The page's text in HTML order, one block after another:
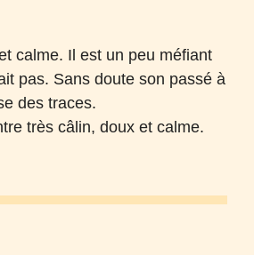
calme. Il est un peu méfiant
pas. Sans doute son passé à
des traces.
très câlin, doux et calme.